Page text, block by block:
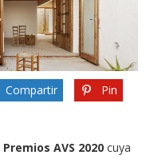
Compartir
Pin
Premios AVS 2020 cuya